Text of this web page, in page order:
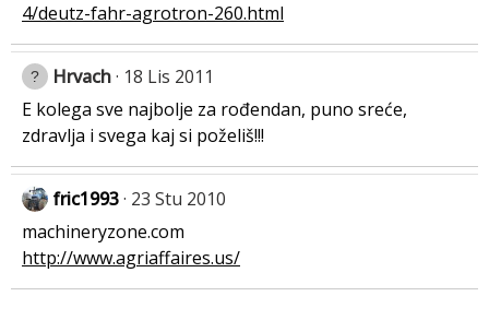
4/deutz-fahr-agrotron-260.html
Hrvach 18 Lis 2011
E kolega sve najbolje za rođendan, puno sreće,
zdravlja i svega kaj si poželiš!!!
fric1993 23 Stu 2010
machineryzone.com
http://www.agriaffaires.us/